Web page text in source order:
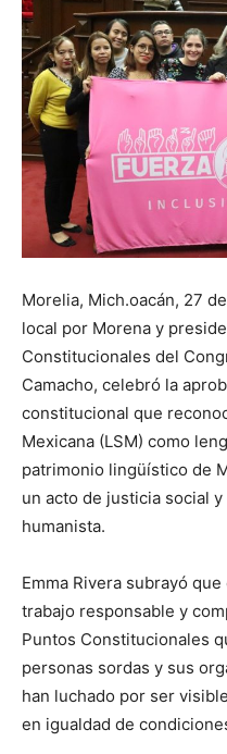
Morelia, Mich.oacán, 27
local por Morena y
Constitucionales del
Camacho, celebró la
constitucional que
Mexicana (LSM) como
patrimonio lingüístico de
un acto de justicia social
humanista.
Emma Rivera subrayó
trabajo responsable y
Puntos Constitucionales
personas sordas y sus
han luchado por ser
en igualdad de